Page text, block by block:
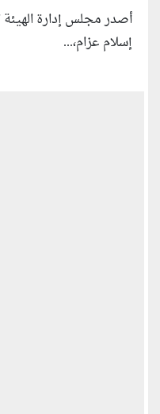
أصدر مجلس إدارة الهيئة
إسلام عزام،...